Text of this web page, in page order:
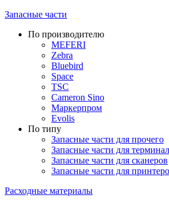
Запасные части
По производителю
MEFERI
Zebra
Bluebird
Space
TSC
Cameron Sino
Маркерпром
Evolis
По типу
Запасные части для прочего
Запасные части для
Запасные части для сканеров
Запасные части для
Расходные материалы